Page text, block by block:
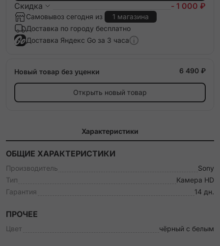
Скидка - 1 000 ₽
Самовывоз сегодня из
1 магазина
Доставка по городу бесплатно
Доставка Яндекс Go за 3 часа
Новый товар без уценки 6 490 ₽
Открыть новый товар
Характеристики
ОБЩИЕ ХАРАКТЕРИСТИКИ
Производитель
Sony
Тип
Камера HD
Гарантия
14 дн.
ПРОЧЕЕ
Цвет чёрный с белым